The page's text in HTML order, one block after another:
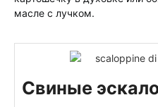
масле с лучком.
Свиные